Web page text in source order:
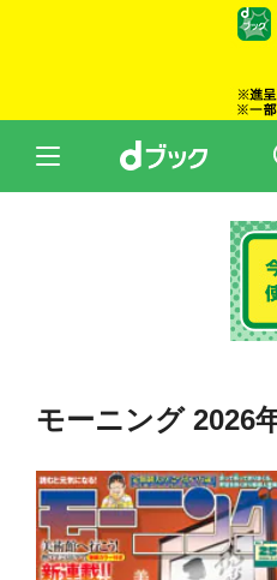
モーニング 2026